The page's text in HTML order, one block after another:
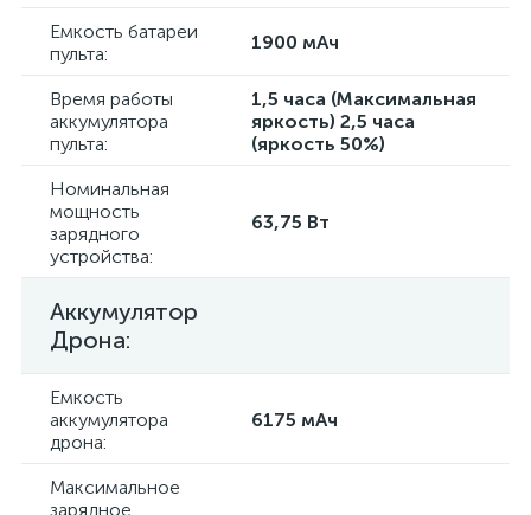
Емкость батареи
пульта:
1900 мАч
Время работы
аккумулятора
пульта:
1,5 часа (Максимальная
яркость) 2,5 часа
(яркость 50%)
Номинальная
мощность
зарядного
устройства:
63,75 Вт
Аккумулятор
Дрона:
Емкость
аккумулятора
дрона:
6175 мАч
Максимальное
зарядное